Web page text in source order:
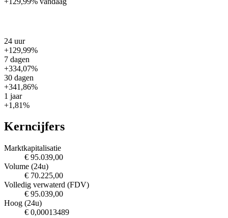
24 uur
+129,99%
7 dagen
+334,07%
30 dagen
+341,86%
1 jaar
+1,81%
Kerncijfers
Marktkapitalisatie
€ 95.039,00
Volume (24u)
€ 70.225,00
Volledig verwaterd (FDV)
€ 95.039,00
Hoog (24u)
€ 0,00013489